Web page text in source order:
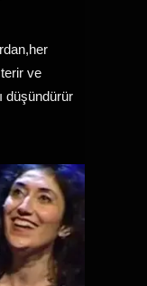
ve
düşündürür